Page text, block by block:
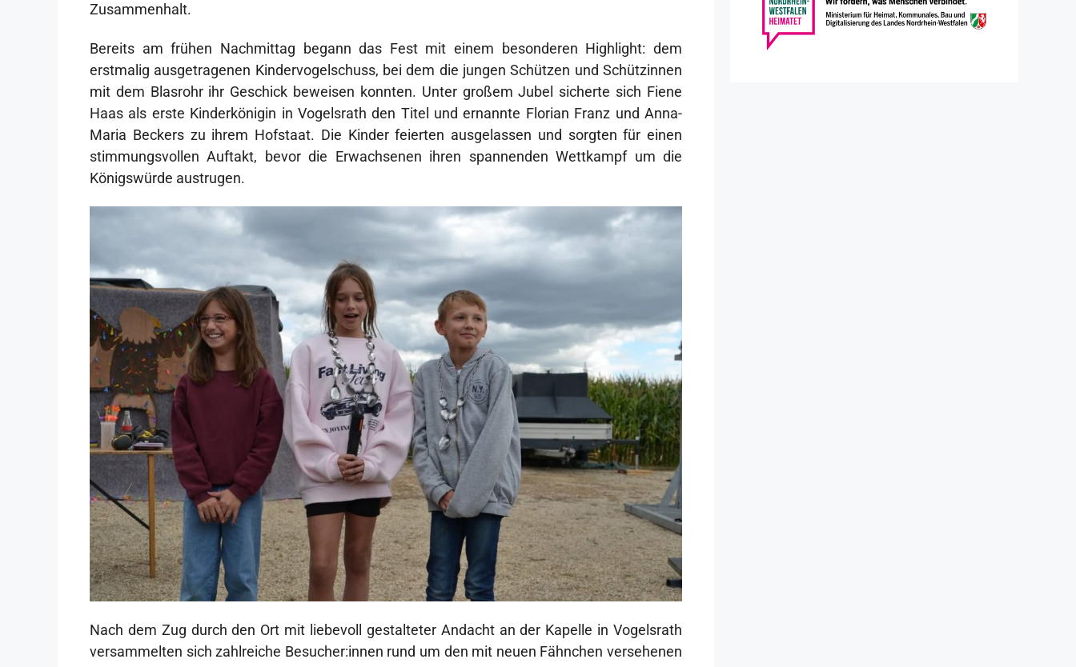
Zusammenhalt.
Bereits am frühen Nachmittag begann das Fest mit einem besonderen Highlight: dem
erstmalig ausgetragenen Kindervogelschuss, bei dem die jungen Schützen und Schützinnen
mit dem Blasrohr ihr Geschick beweisen konnten. Unter großem Jubel sicherte sich Fiene
Haas als erste Kinderkönigin in Vogelsrath den Titel und ernannte Florian Franz und Anna-
Maria Beckers zu ihrem Hofstaat. Die Kinder feierten ausgelassen und sorgten für einen
stimmungsvollen Auftakt, bevor die Erwachsenen ihren spannenden Wettkampf um die
Königswürde austrugen.
Nach dem Zug durch den Ort mit liebevoll gestalteter Andacht an der Kapelle in Vogelsrath
versammelten sich zahlreiche Besucher:innen rund um den mit neuen Fähnchen versehenen